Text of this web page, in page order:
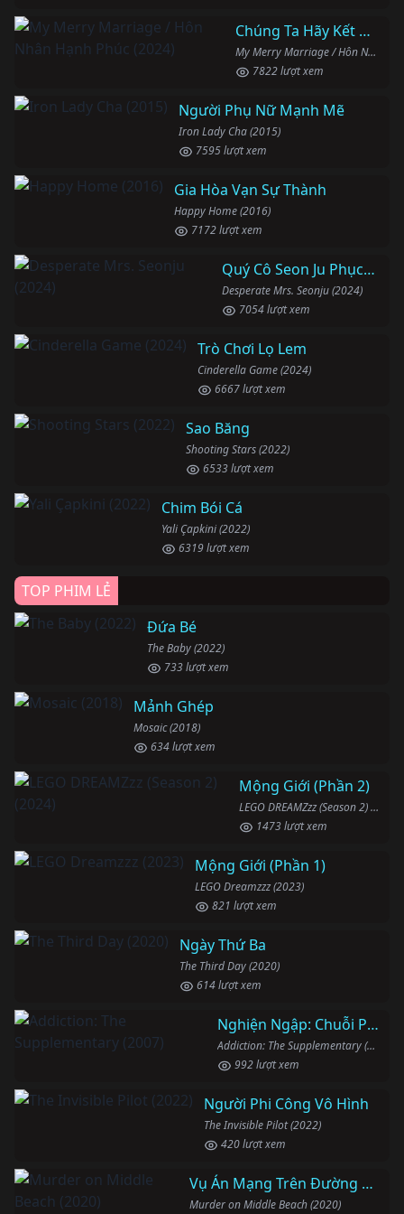
Chúng Ta Hãy Kết Hôn Nhé
My Merry Marriage / Hôn Nhân Hạnh Phúc (2024)
7822 lượt xem
Người Phụ Nữ Mạnh Mẽ
Iron Lady Cha (2015)
7595 lượt xem
Gia Hòa Vạn Sự Thành
Happy Home (2016)
7172 lượt xem
Quý Cô Seon Ju Phục Thù
Desperate Mrs. Seonju (2024)
7054 lượt xem
Trò Chơi Lọ Lem
Cinderella Game (2024)
6667 lượt xem
Sao Băng
Shooting Stars (2022)
6533 lượt xem
Chim Bói Cá
Yali Çapkini (2022)
6319 lượt xem
TOP PHIM LẺ
Đứa Bé
The Baby (2022)
733 lượt xem
Mảnh Ghép
Mosaic (2018)
634 lượt xem
Mộng Giới (Phần 2)
LEGO DREAMZzz (Season 2) (2024)
1473 lượt xem
Mộng Giới (Phần 1)
LEGO Dreamzzz (2023)
821 lượt xem
Ngày Thứ Ba
The Third Day (2020)
614 lượt xem
Nghiện Ngập: Chuỗi Phim Bổ Trợ
Addiction: The Supplementary (2007)
992 lượt xem
Người Phi Công Vô Hình
The Invisible Pilot (2022)
420 lượt xem
Vụ Án Mạng Trên Đường Middle Beach
Murder on Middle Beach (2020)